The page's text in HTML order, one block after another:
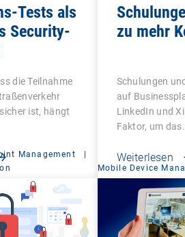
Tests als
Security-
die Teilnahme
ist, hängt
zu mehr
Schulungen
auf
LinkedIn und
Faktor, um
Weiterlesen
Management
|
Mobile Device